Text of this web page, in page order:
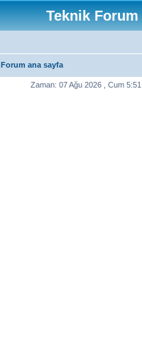
Teknik Forum
Forum ana sayfa
Zaman: 07 Ağu 2026 , Cum